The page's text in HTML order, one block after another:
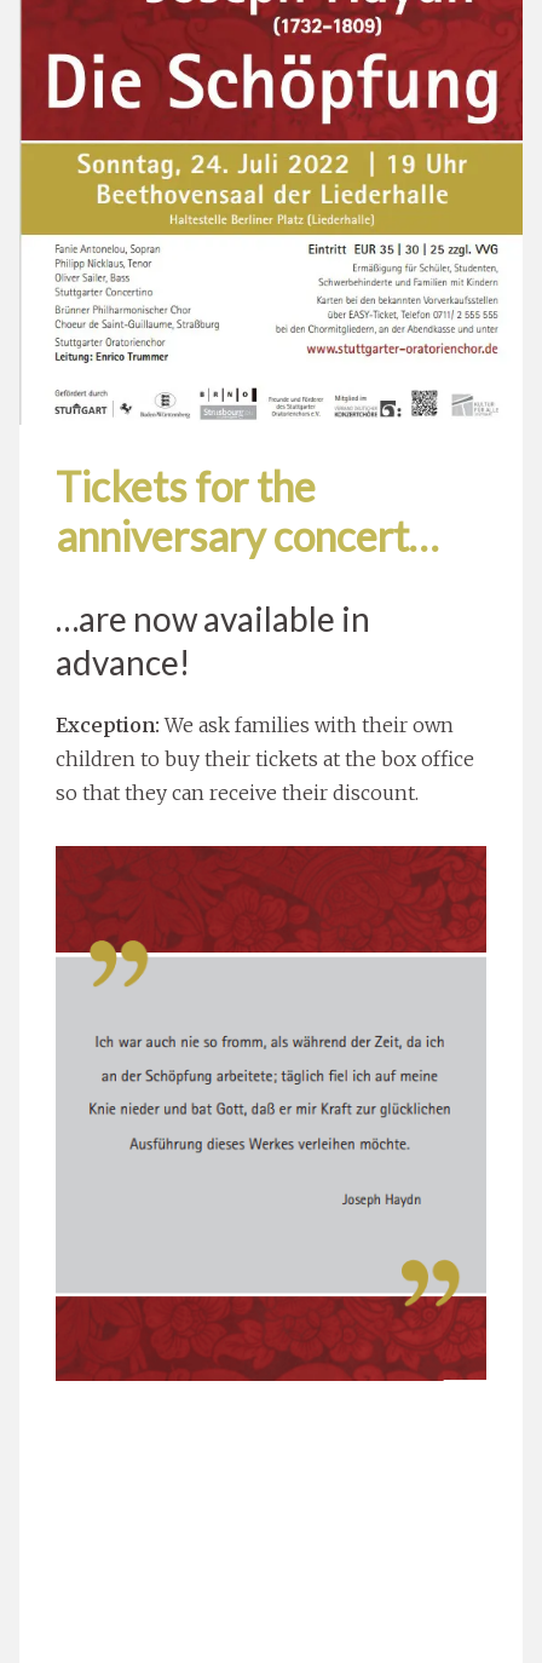
Tickets for the
anniversary concert…
…are now available in
advance!
Exception: We ask families with their own
children to buy their tickets at the box office
so that they can receive their discount.